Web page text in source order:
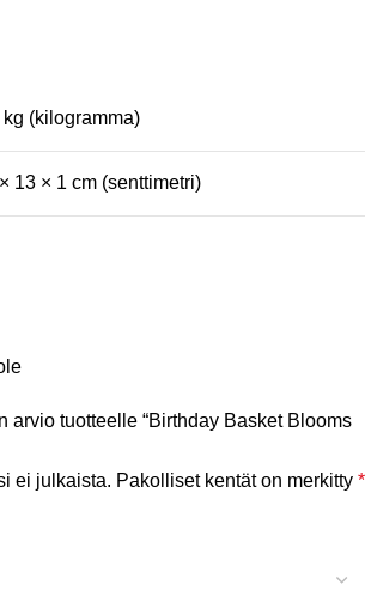
kg (kilogramma)
13 × 1 cm (senttimetri)
arvio tuotteelle “Birthday Basket Blooms
ei julkaista. Pakolliset kentät on merkitty *